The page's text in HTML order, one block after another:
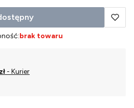
brak towaru
- Kurier